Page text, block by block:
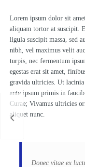
Lorem ipsum dolor sit
aliquam tortor at suscipit.
ligula suscipit massa, sed
nibh, vel maximus velit
turpis, nec fermentum
egestas erat sit amet,
gravida ultricies. Ut
ante ipsum primis in
Curae; Vivamus ultricies
aliquet nunc.
Donec vitae ex